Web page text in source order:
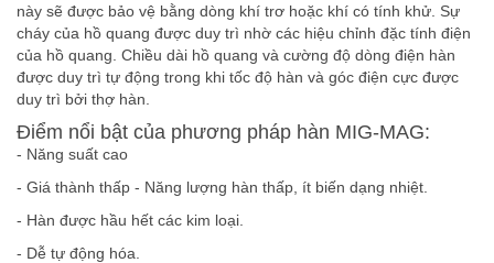
này sẽ được bảo vệ bằng dòng khí trơ hoặc khí có tính khử. Sự
cháy của hồ quang được duy trì nhờ các hiệu chỉnh đặc tính điện
của hồ quang. Chiều dài hồ quang và cường độ dòng điện hàn
được duy trì tự động trong khi tốc độ hàn và góc điện cực được
duy trì bởi thợ hàn.
Điểm nổi bật của phương pháp hàn MIG-MAG:
- Năng suất cao
- Giá thành thấp - Năng lượng hàn thấp, ít biến dạng nhiệt.
- Hàn được hầu hết các kim loại.
- Dễ tự động hóa.